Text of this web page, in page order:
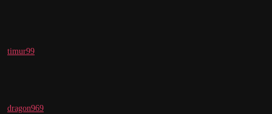
timur99
dragon969